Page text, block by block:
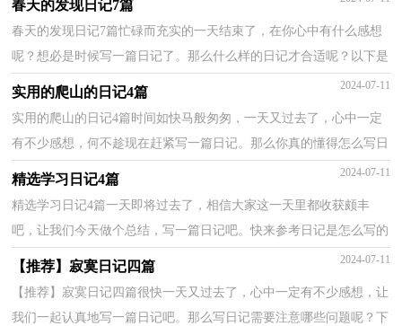
春天的发现日记7篇
春天的发现日记7篇忙碌而充实的一天结束了，在你心中有什么感想
呢？想必是时候写一篇日记了。那么什么样的日记才合适呢？以下是
小编精心整理的春天的发现日记7篇，仅供参考，欢迎大家...
实用的爬山的日记4篇 2024-07-11
实用的爬山的日记4篇时间如快马般匆匆，一天又过去了，心中一定
有不少感想，何不趁现在赶紧写一篇日记。那么你真的懂得怎么写日
记吗？下面是小编为大家整理的爬山的日记4篇，仅供参考...
精选学习日记4篇 2024-07-11
精选学习日记4篇一天即将过去了，相信大家这一天里都收获颇丰
吧，让我们今天做个总结，写一篇日记吧。快来参考日记是怎么写的
吧，以下是小编精心整理的学习日记4篇，欢迎阅读，希望大家...
【推荐】寂寞日记四篇 2024-07-11
【推荐】寂寞日记四篇很快一天又过去了，心中一定有不少感想，让
我们一起认真地写一篇日记吧。那么写日记需要注意哪些问题呢？下